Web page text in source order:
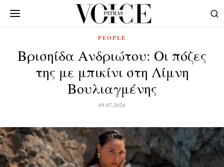
PEOPLE
Βρισηίδα Ανδριώτου: Οι πόζες
της με μπικίνι στη Λίμνη
Βουλιαγμένης
09.07.2026